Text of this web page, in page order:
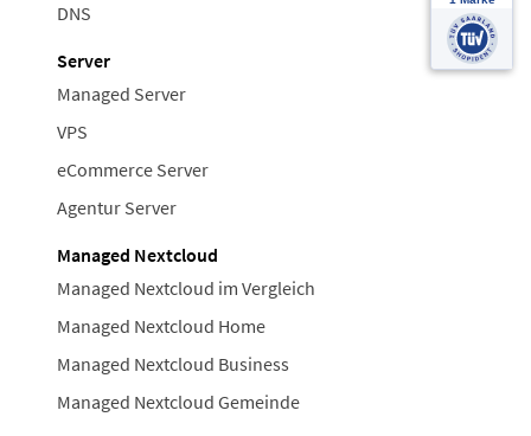
DNS
Server
Managed Server
VPS
eCommerce Server
Agentur Server
Managed Nextcloud
Managed Nextcloud im Vergleich
Managed Nextcloud Home
Managed Nextcloud Business
Managed Nextcloud Gemeinde